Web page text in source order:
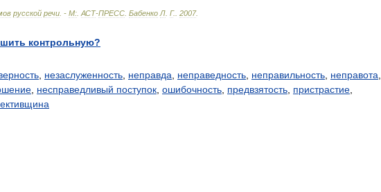
русской речи . - М: АСТ-ПРЕСС Бабенко Л Г. 2007.
контрольную?
незаслуженность неправда неправедность неправильность неправота
несправедливый поступок ошибочность предвзятость пристрастие